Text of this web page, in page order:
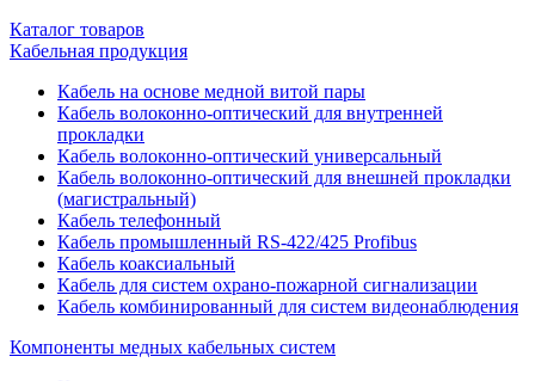
Каталог товаров
Кабельная продукция
Кабель на основе медной витой пары
Кабель волоконно-оптический для внутренней
прокладки
Кабель волоконно-оптический универсальный
Кабель волоконно-оптический для внешней прокладки
(магистральный)
Кабель телефонный
Кабель промышленный RS-422/425 Profibus
Кабель коаксиальный
Кабель для систем охрано-пожарной сигнализации
Кабель комбинированный для систем видеонаблюдения
Компоненты медных кабельных систем